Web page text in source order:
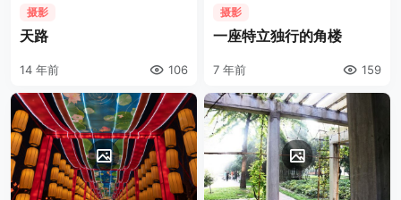
摄影
天路
14 年前 106
摄影
一座特立独行的角楼
7 年前 159